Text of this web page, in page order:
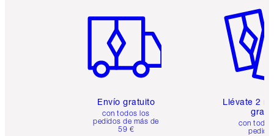
Envío gratuito
con todos los
pedidos de más de
59 €
Llévate 2
gratis
con